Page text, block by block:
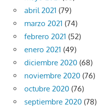
abril 2021 (79)
marzo 2021 (74)
febrero 2021 (52)
enero 2021 (49)
diciembre 2020 (68)
noviembre 2020 (76)
octubre 2020 (76)
septiembre 2020 (78)